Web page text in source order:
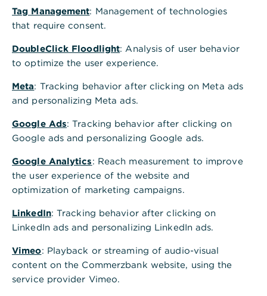
sind.
Wie lautet die
Kommunikationsadresse für HBCI?
​Wie lautet der öffentliche
Bankschlüssel der Commerzbank?
Ist diese Information hilfreich?
Ja Nein
Tag Management: Management of technologies
that require consent.
DoubleClick Floodlight: Analysis of user behavior
to optimize the user experience.
Meta: Tracking behavior after clicking on Meta ads
and personalizing Meta ads.
Google Ads: Tracking behavior after clicking on
Google ads and personalizing Google ads.
Google Analytics: Reach measurement to improve
the user experience of the website and
optimization of marketing campaigns.
LinkedIn: Tracking behavior after clicking on
LinkedIn ads and personalizing LinkedIn ads.
Vimeo: Playback or streaming of audio-visual
content on the Commerzbank website, using the
service provider Vimeo.